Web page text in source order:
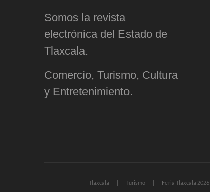
Somos la revista
electrónica del Estado de
Tlaxcala.
Comercio, Turismo, Cultura
y Entretenimiento.
Tlaxcala Turismo Feria Tlaxcala 2026